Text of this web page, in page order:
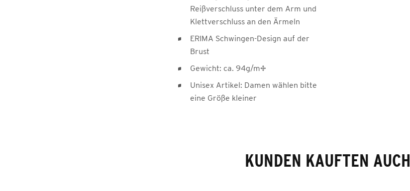
Reißverschluss unter dem Arm und
Klettverschluss an den Ärmeln
ERIMA Schwingen-Design auf der
Brust
Gewicht: ca. 94g/m²
Unisex Artikel: Damen wählen bitte
eine Größe kleiner
KUNDEN KAUFTEN AUCH